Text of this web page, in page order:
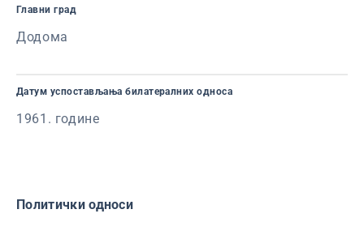
Главни град
Додома
Датум успостављања билатералних односа
1961. године
Политички односи